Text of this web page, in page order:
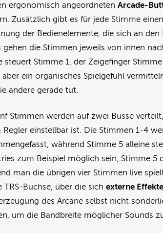
ergonomisch angeordnetenArcade-
Zusätzlich gibt es für jede Stimme einen
der Bedienelemente, die sich an
gehen die Stimmen jeweils von innen
steuert Stimme 1, der Zeigefinger
ein organisches Spielgefühl
andere gerade tut.
Stimmen werden auf zwei Busse
Regler einstellbar ist. Die Stimmen 1-4
während Stimme 5 alleine
zum Beispiel möglich sein, Stimme 5
man die übrigen vier Stimmen live
TRS-Buchse, über die sichexterne Effekte
des Arcane selbst nicht
um die Bandbreite möglicher Sounds